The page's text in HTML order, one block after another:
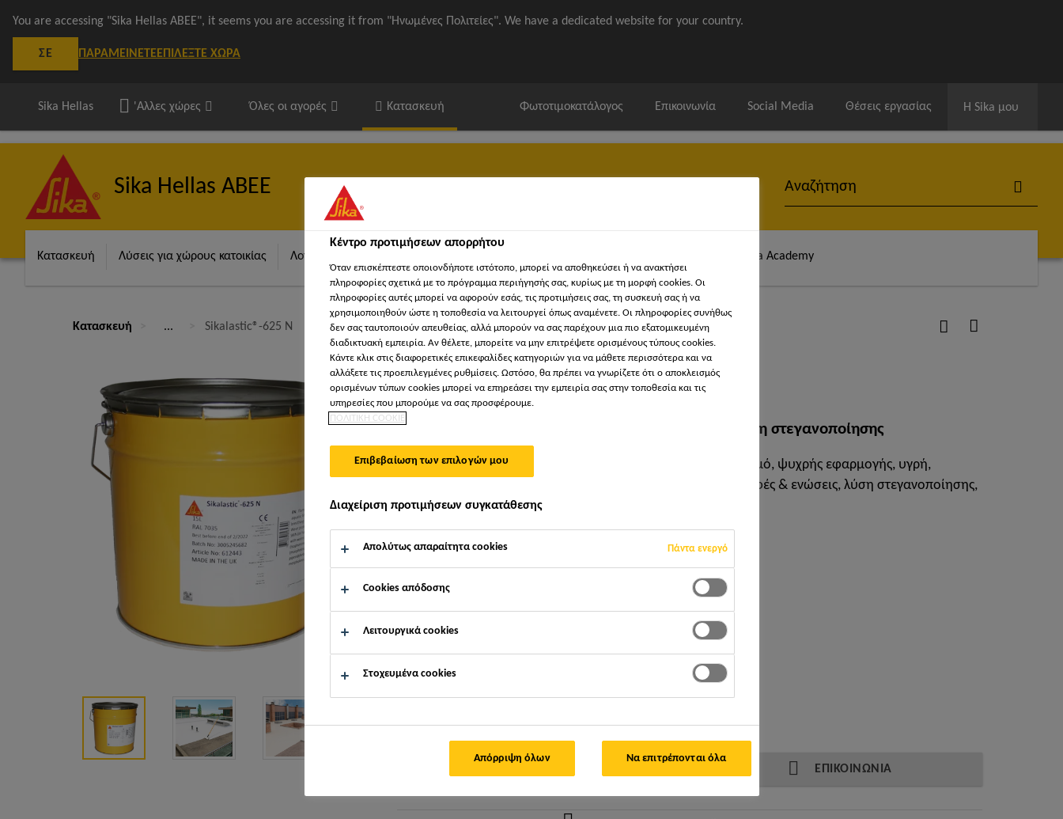
You are accessing "Sika Hellas ΑΒΕΕ", it seems you are accessing it from "Ηνωμένες Πολιτείες". We have a dedicated website for your country.
ΣΕ ΠΑΡΑΜΕΊΝΕΤΕΕΠΙΛΈΞΤΕ ΧΏΡΑ
Sika Hellas 'Αλλες χώρες Όλες οι αγορές Κατασκευή Φωτοτιμοκατάλογος Επικοινωνία Social Media Θέσεις εργασίας Η Sika μου
Sika Hellas ΑΒΕΕ
Κατασκευή Λύσεις για χώρους κατοικίας Λογισμικά Sika / ΒΙΜ Sika Academy
Κατασκευή ... Sikalastic®-625 N
Sikalastic®-625 N
Υψηλής απόδοσης, υγρή, πολυουρεθανική μεμβράνη στεγανοποίησης
Το Sikalastic®-625 N είναι 1-συστατικού, ενισχυμένη με οπλισμό, ψυχρής εφαρμογής, υγρή,
πολυουρεθανική μεμβράνη. Παρέχει μια εύκαμπτη, χωρίς ραφές & ενώσεις, λύση στεγανοποίησης,
χρησιμοποιώντας τη μοναδική τεχνολογία i-Cure της Sika.
1-Συστατικού έτοιμο για χρήση
Χαμηλό κόστος συντήρησης
Χωρίς ραφές
ΕΠΙΚΟΙΝΩΝΙΑ
Κέντρο προτιμήσεων απορρήτου
Όταν επισκέπτεστε οποιονδήποτε ιστότοπο, μπορεί να αποθηκεύσει ή να ανακτήσει
πληροφορίες σχετικά με το πρόγραμμα περιήγησής σας, κυρίως με τη μορφή cookies. Οι
πληροφορίες αυτές μπορεί να αφορούν εσάς, τις προτιμήσεις σας, τη συσκευή σας ή να
χρησιμοποιηθούν ώστε η τοποθεσία να λειτουργεί όπως αναμένετε. Οι πληροφορίες συνήθως
δεν σας ταυτοποιούν απευθείας, αλλά μπορούν να σας παρέχουν μια πιο εξατομικευμένη
διαδικτυακή εμπειρία. Αν θέλετε, μπορείτε να μην επιτρέψετε ορισμένους τύπους cookies.
Κάντε κλικ στις διαφορετικές επικεφαλίδες κατηγοριών για να μάθετε περισσότερα και να
αλλάξετε τις προεπιλεγμένες ρυθμίσεις. Ωστόσο, θα πρέπει να γνωρίζετε ότι ο αποκλεισμός
ορισμένων τύπων cookies μπορεί να επηρεάσει την εμπειρία σας στην τοποθεσία και τις
υπηρεσίες που μπορούμε να σας προσφέρουμε.
ΠΟΛΙΤΙΚΗ COOKIE
Επιβεβαίωση των επιλογών μου
Διαχείριση προτιμήσεων συγκατάθεσης
Απολύτως απαραίτητα cookies Πάντα ενεργό
Cookies απόδοσης
Λειτουργικά cookies
Στοχευμένα cookies
Απόρριψη όλων Να επιτρέπονται όλα